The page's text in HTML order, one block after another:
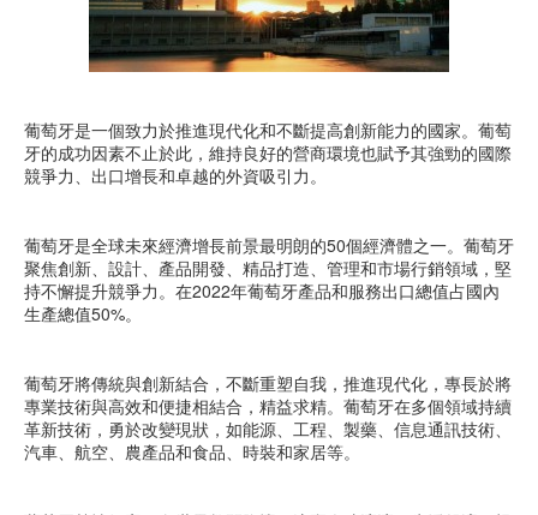
葡萄牙是一個致力於推進現代化和不斷提高創新能力的國家。葡萄
牙的成功因素不止於此，維持良好的營商環境也賦予其強勁的國際
競爭力、出口增長和卓越的外資吸引力。
葡萄牙是全球未來經濟增長前景最明朗的50個經濟體之一。葡萄牙
聚焦創新、設計、產品開發、精品打造、管理和市場行銷領域，堅
持不懈提升競爭力。在2022年葡萄牙產品和服務出口總值占國內
生產總值50%。
葡萄牙將傳統與創新結合，不斷重塑自我，推進現代化，專長於將
專業技術與高效和便捷相結合，精益求精。葡萄牙在多個領域持續
革新技術，勇於改變現狀，如能源、工程、製藥、信息通訊技術、
汽車、航空、農產品和食品、時裝和家居等。